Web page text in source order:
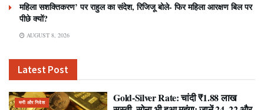
महिला सशक्तिकरण’ पर राहुल का संदेश, रिजिजू बोले- फिर महिला आरक्षण बिल पर
पीछे क्यों?
AUGUST 8, 2026
Latest Post
मनी और निवेश
Gold-Silver Rate: चांदी ₹1.88 लाख